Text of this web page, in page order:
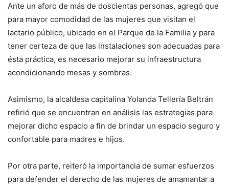
Ante un aforo de más de doscientas personas, agregó que
para mayor comodidad de las mujeres que visitan el
lactario público, ubicado en el Parque de la Familia y para
tener certeza de que las instalaciones son adecuadas para
ésta práctica, es necesario mejorar su infraestructura
acondicionando mesas y sombras.
Asimismo, la alcaldesa capitalina Yolanda Tellería Beltrán
refirió que se encuentran en análisis las estrategias para
mejorar dicho espacio a fin de brindar un espacio seguro y
confortable para madres e hijos.
Por otra parte, reiteró la importancia de sumar esfuerzos
para defender el derecho de las mujeres de amamantar a